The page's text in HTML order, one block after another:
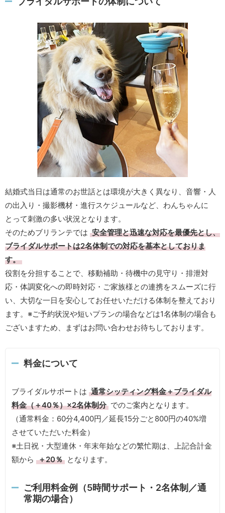
結婚式当日は通常のお世話とは環境が大きく異なり、音響・人
の出入り・撮影機材・進行スケジュールなど、わんちゃんに
とって刺激の多い状況となります。
そのためブリランテでは 安全管理と迅速な対応を最優先とし、
ブライダルサポートは2名体制での対応を基本としておりま
す。
役割を分担することで、移動補助・待機中の見守り・排泄対
応・体調変化への即時対応・ご家族様との連携をスムーズに行
い、大切な一日を安心してお任せいただける体制を整えており
ます。※ご予約状況や短いプランの場合などは1名体制の場合も
ございますため、まずはお問い合わせお待ちしております。
料金について
ブライダルサポートは 通常シッティング料金＋ブライダル
料金（＋40％）×2名体制分でのご案内となります。
（通常料金：60分4,400円／延長15分ごと800円の40%増
させていただいた料金）
※土日祝・大型連休・年末年始などの繁忙期は、上記合計金
額から ＋20％となります。
ご利用料金例（5時間サポート・2名体制／通
常期の場合）